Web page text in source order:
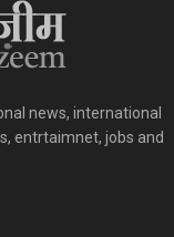
news, international
entrtaimnet, jobs and